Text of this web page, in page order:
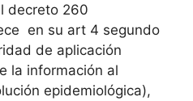
decreto 260
en su art 4 segundo
de aplicación
la información al
epidemiológica),